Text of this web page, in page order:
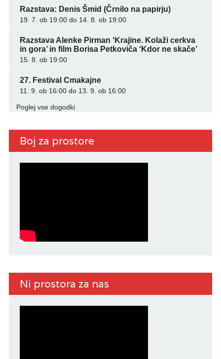
Razstava: Denis Šmid (Črnilo na papirju)
19. 7. ob 19:00do 14. 8. ob 19:00
Razstava Alenke Pirman ‘Krajine. Kolaži cerkva
in gora’ in film Borisa Petkoviča ‘Kdor ne skače’
15. 8. ob 19:00
27. Festival Cmakajne
11. 9. ob 16:00do 13. 9. ob 16:00
Poglej vse dogodki
Boj za prostore
Ni prostora za nas